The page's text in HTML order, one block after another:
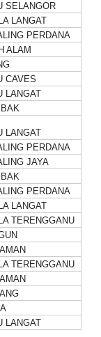
SELANGOR
LANGAT
PERDANA
ALAM
CAVES
LANGAT
LANGAT
PERDANA
JAYA
PERDANA
LANGAT
TERENGGANU
TERENGGANU
LANGAT
FFK
PENDIDIKAN -
lalu